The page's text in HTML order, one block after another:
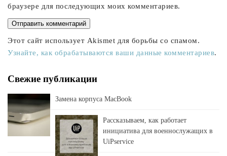
браузере для последующих моих комментариев.
Этот сайт использует Akismet для борьбы со спамом.
Узнайте, как обрабатываются ваши данные комментариев.
Свежие публикации
Замена корпуса MacBook
Рассказываем, как работает
инициатива для военнослужащих в
UiPservice